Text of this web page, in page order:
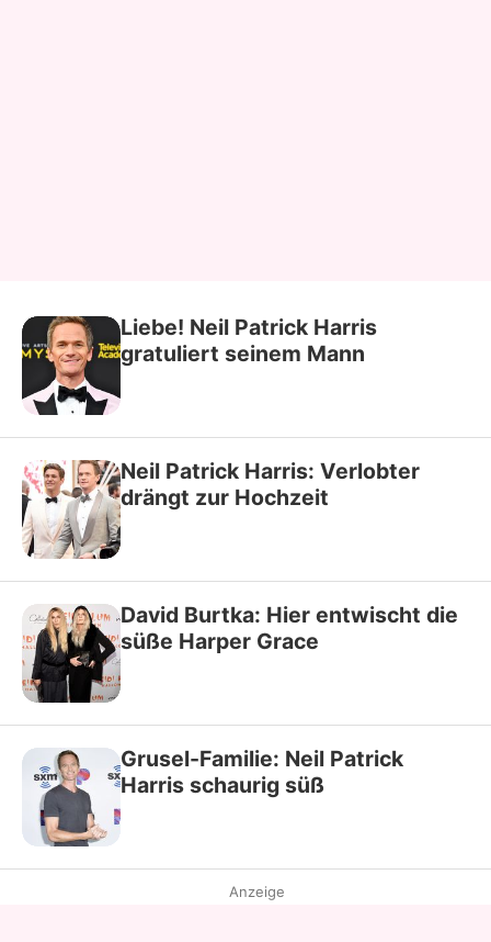
Liebe! Neil Patrick Harris
gratuliert seinem Mann
Neil Patrick Harris: Verlobter
drängt zur Hochzeit
David Burtka: Hier entwischt die
süße Harper Grace
Grusel-Familie: Neil Patrick
Harris schaurig süß
Anzeige